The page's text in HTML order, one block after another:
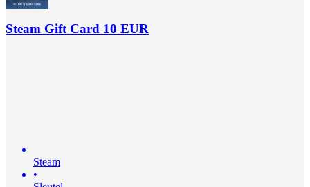
Steam Gift Card 10 EUR
Steam
•